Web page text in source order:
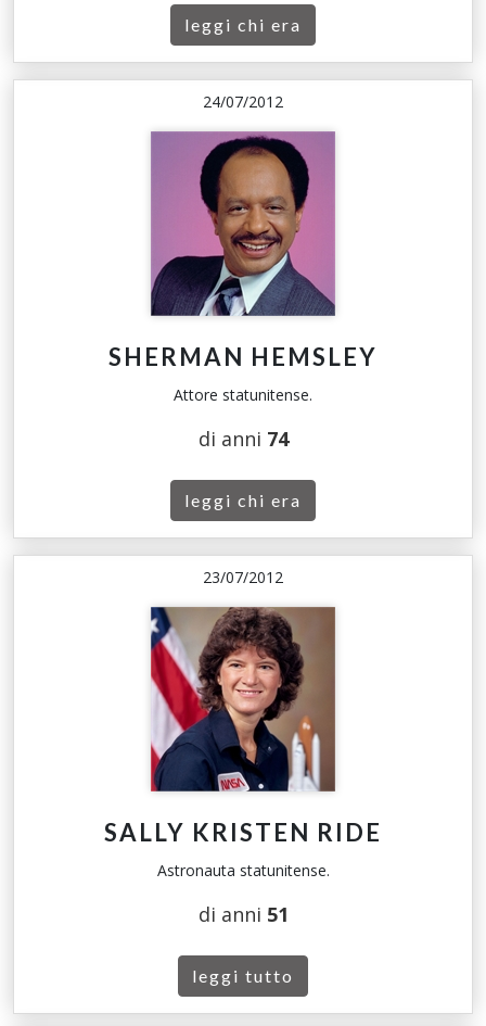
leggi chi era
24/07/2012
SHERMAN HEMSLEY
Attore statunitense.
di anni 74
leggi chi era
23/07/2012
SALLY KRISTEN RIDE
Astronauta statunitense.
di anni 51
leggi tutto